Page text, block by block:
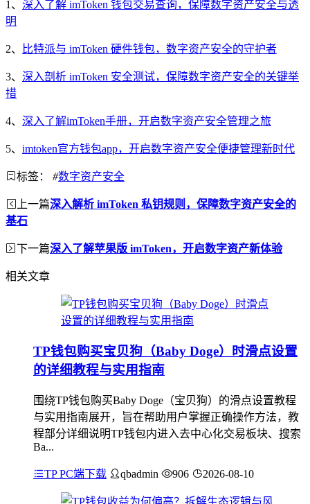
1、 深入了解 imToken 钱包交易查询，保障数字资产安全与透
明
2、 比特派与 imToken 硬件钱包，数字资产安全的守护者
3、 深入剖析 imToken 安全测试，保障数字资产安全的关键举
措
4、 深入了解imToken手册，开启数字资产安全管理之旅
5、 imtoken官方钱包app，开启数字资产安全便捷管理新时代
标签： #数字资产安全
上一篇深入解析 imToken 私钥规则，保障数字资产安全的
基石
下一篇深入了解苹果版 imToken，开启数字资产新体验
相关文章
TP钱包购买宝贝狗（Baby Doge）时滑点设置
的详细教程与实用指南
围绕TP钱包购买Baby Doge（宝贝狗）的滑点设置教程
与实用指南展开，旨在帮助用户掌握正确操作方法，教
程部分详细说明TP钱包内进入去中心化交易板块、搜索
Ba...
TP PC端下载 qbadmin 906 2026-08-10